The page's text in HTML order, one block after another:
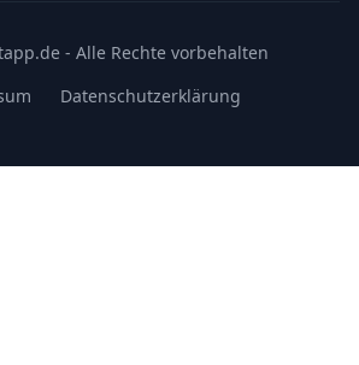
- Alle Rechte vorbehalten
Datenschutzerklärung